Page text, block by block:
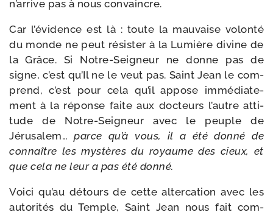
n’arrive pas à nous convaincre.
Car l’évidence est là : toute la mau­vaise volon­té
du monde ne peut résis­ter à la Lumière divine de
la Grâce. Si Notre-​Seigneur ne donne pas de
signe, c’est qu’Il ne le veut pas. Saint Jean le com­
prend, c’est pour cela qu’il appose immé­dia­te­
ment à la réponse faite aux doc­teurs l’autre atti­
tude de Notre-​Seigneur avec le peuple de
Jérusalem…parce qu’à vous, il a été don­né de
connaître les mys­tères du royaume des cieux, et
que cela ne leur a pas été donné.
Voici qu’au détours de cette alter­ca­tion avec les
auto­ri­tés du Temple, Saint Jean nous fait com­